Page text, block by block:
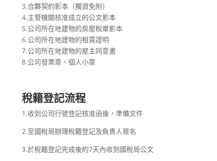
3.合夥契約影本（獨資免附）
4.主管機關核准成立的公文影本
5.公司所在地建物的房屋稅單影本
6.公司所在地建物的租賃證明
7.公司所在地建物的屋主同意書
8.公司發票章、個人小章
稅籍登記流程
1.收到公司行號登記核准函後，準備文件
2.至國稅局辦理稅籍登記及負責人簽名
3.於稅籍登記完成後約7天內收到國稅局公文